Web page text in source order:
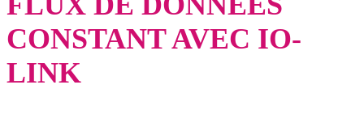
CONSTANT AVEC IO-
LINK